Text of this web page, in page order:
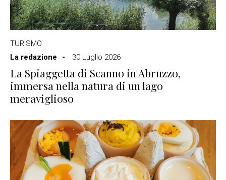
TURISMO
La redazione
30 Luglio 2026
La Spiaggetta di Scanno in Abruzzo,
immersa nella natura di un lago
meraviglioso